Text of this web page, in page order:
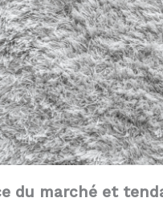
du marché et